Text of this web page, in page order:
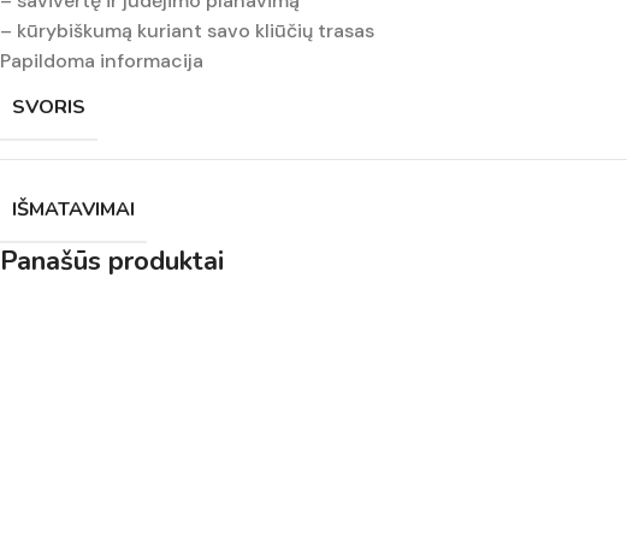
– kūrybiškumą kuriant savo kliūčių trasas
Papildoma informacija
SVORIS
IŠMATAVIMAI
Panašūs produktai